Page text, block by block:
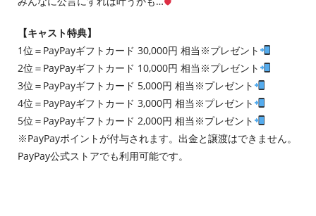
【キャスト特典】
1位＝PayPayギフトカード 30,000円 相当※プレゼント
2位＝PayPayギフトカード 10,000円 相当※プレゼント
3位＝PayPayギフトカード 5,000円 相当※プレゼント
4位＝PayPayギフトカード 3,000円 相当※プレゼント
5位＝PayPayギフトカード 2,000円 相当※プレゼント
※PayPayポイントが付与されます。出金と譲渡はできません。
PayPay公式ストアでも利用可能です。